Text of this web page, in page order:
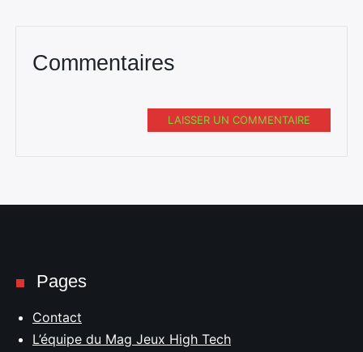
Commentaires
LAISSER UN COMMENTAIRE
Pages
Contact
L’équipe du Mag Jeux High Tech